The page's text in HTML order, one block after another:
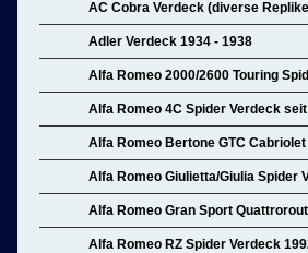
AC Cobra Verdeck (diverse
Adler Verdeck 1934 - 1938
Alfa Romeo 2000/2600 Touring
Alfa Romeo 4C Spider Verdeck
Alfa Romeo Bertone GTC
Alfa Romeo Giulietta/Giulia Spider
Alfa Romeo Gran Sport
Alfa Romeo RZ Spider Verdeck